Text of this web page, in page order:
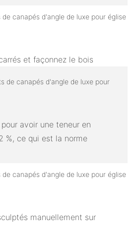
et façonnez le bois
avoir une teneur en
%, ce qui est la norme
manuellement sur